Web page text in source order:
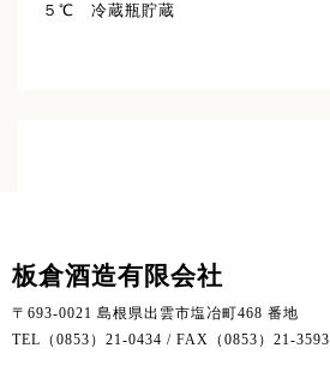
５℃ 冷蔵瓶貯蔵
板倉酒造有限会社
〒693-0021 島根県出雲市塩冶町468 番地
TEL（0853）21-0434 / FAX（0853）21-3593